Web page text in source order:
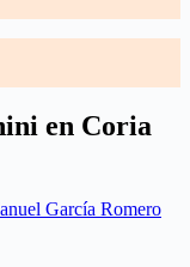
en Coria
García Romero